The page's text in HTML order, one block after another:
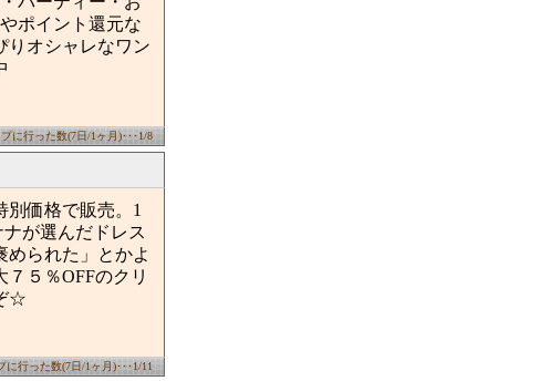
ポイント還元な
りオシャレなワン
に行った数(7日/1ヶ月)･･･1/8
価格で販売。1
が選んだドレス
められた」とかよ
５％OFFのクリ
☆
行った数(7日/1ヶ月)･･･1/11